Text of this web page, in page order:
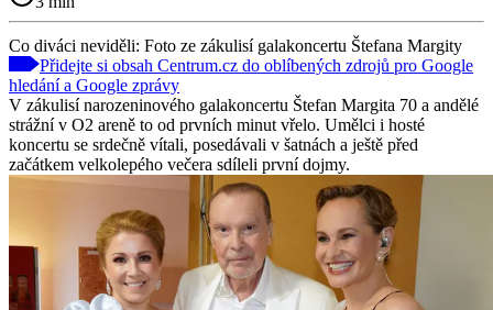
Co diváci neviděli: Foto ze zákulisí galakoncertu Štefana Margity
Přidejte si obsah Centrum.cz do oblíbených zdrojů pro Google
hledání a Google zprávy
V zákulisí narozeninového galakoncertu Štefan Margita 70 a andělé
strážní v O2 areně to od prvních minut vřelo. Umělci i hosté
koncertu se srdečně vítali, posedávali v šatnách a ještě před
začátkem velkolepého večera sdíleli první dojmy.